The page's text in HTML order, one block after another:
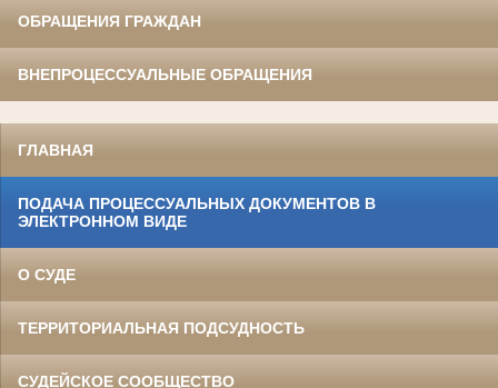
ОБРАЩЕНИЯ ГРАЖДАН
ВНЕПРОЦЕССУАЛЬНЫЕ ОБРАЩЕНИЯ
ГЛАВНАЯ
ПОДАЧА ПРОЦЕССУАЛЬНЫХ ДОКУМЕНТОВ В
ЭЛЕКТРОННОМ ВИДЕ
О СУДЕ
ТЕРРИТОРИАЛЬНАЯ ПОДСУДНОСТЬ
СУДЕЙСКОЕ СООБЩЕСТВО